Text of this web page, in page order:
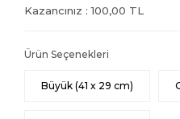
Kazancınız : 100,00 TL
Ürün Seçenekleri
Büyük (41 x 29 cm)